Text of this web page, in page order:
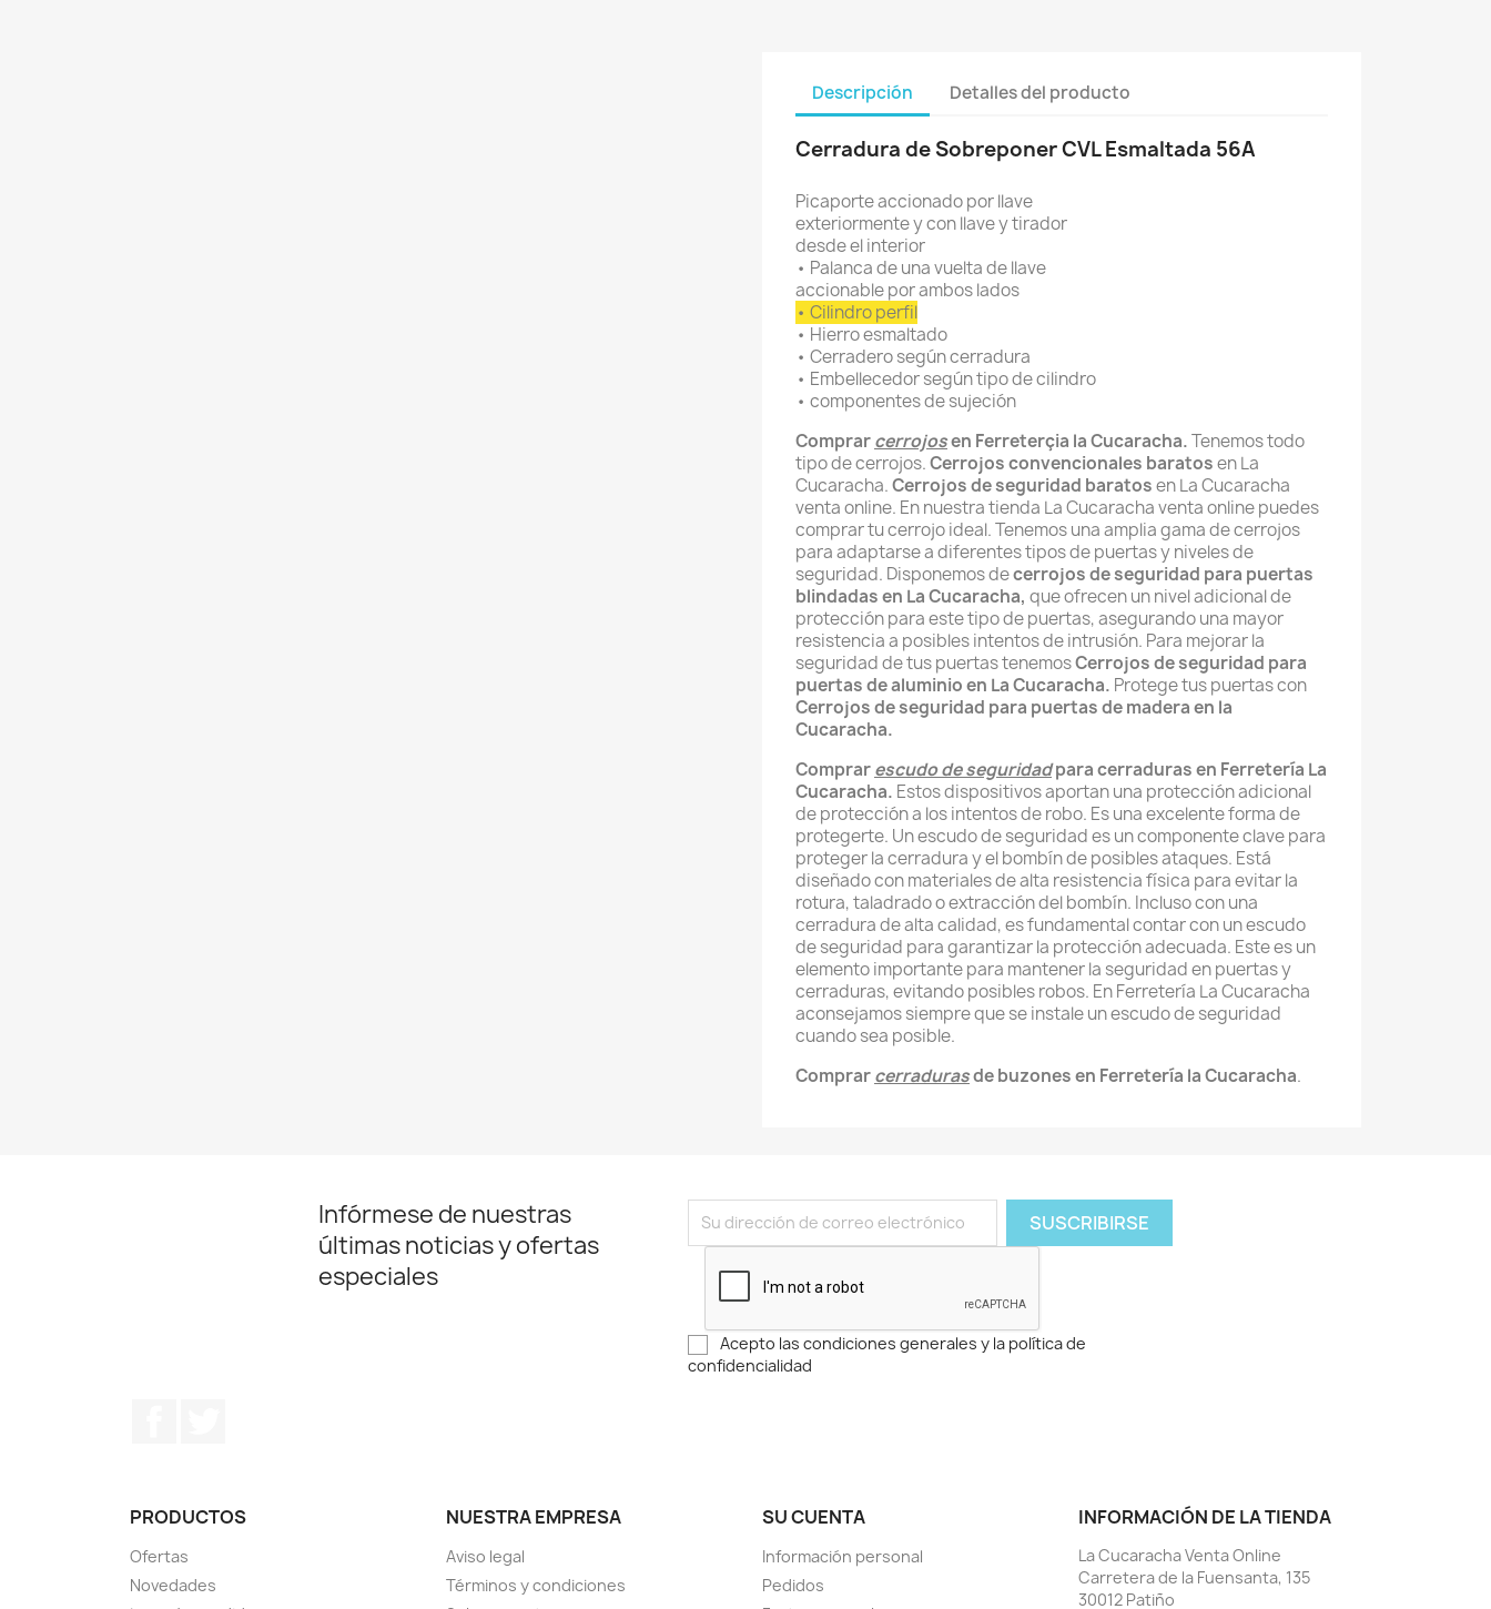
Descripción Detalles del producto
Cerradura de Sobreponer CVL Esmaltada 56A
Picaporte accionado por llave
exteriormente y con llave y tirador
desde el interior
• Palanca de una vuelta de llave
accionable por ambos lados
• Cilindro perfil
• Hierro esmaltado
• Cerradero según cerradura
• Embellecedor según tipo de cilindro
• componentes de sujeción
Comprarcerrojosen Ferreterçia la Cucaracha.Tenemos todo
tipo de cerrojos.Cerrojos convencionales baratosen La
Cucaracha.Cerrojos de seguridad baratosen La Cucaracha
venta online. En nuestra tienda La Cucaracha venta online puedes
comprar tu cerrojo ideal. Tenemos una amplia gama de cerrojos
para adaptarse a diferentes tipos de puertas y niveles de
seguridad. Disponemos decerrojos de seguridad para puertas
blindadas en La Cucaracha, queofrecen un nivel adicional de
protección para este tipo de puertas, asegurando una mayor
resistencia a posibles intentos de intrusión. Para mejorar la
seguridad de tus puertas tenemosCerrojos de seguridad para
puertas de aluminio en La Cucaracha. Protege tus puertas con
Cerrojos de seguridad para puertas de madera en la
Cucaracha.
Comprarescudo de seguridadpara cerraduras en Ferretería La
Cucaracha. Estos dispositivos aportan una protección adicional
de protección a los intentos de robo. Es una excelente forma de
protegerte. Un escudo de seguridad es un componente clave para
proteger la cerradura y el bombín de posibles ataques. Está
diseñado con materiales de alta resistencia física para evitar la
rotura, taladrado o extracción del bombín. Incluso con una
cerradura de alta calidad, es fundamental contar con un escudo
de seguridad para garantizar la protección adecuada. Este es un
elemento importante para mantener la seguridad en puertas y
cerraduras, evitando posibles robos. En Ferretería La Cucaracha
aconsejamos siempre que se instale un escudo de seguridad
cuando sea posible.
Comprarcerradurasde buzones en Ferretería la Cucaracha.
Infórmese de nuestras
últimas noticias y ofertas
especiales
Acepto las condiciones generales y la política de
confidencialidad
PRODUCTOS
Ofertas
Novedades
NUESTRA EMPRESA
Aviso legal
Términos y condiciones
SU CUENTA
Información personal
Pedidos
INFORMACIÓN DE LA TIENDA
La Cucaracha Venta Online
Carretera de la Fuensanta, 135
30012 Patiño